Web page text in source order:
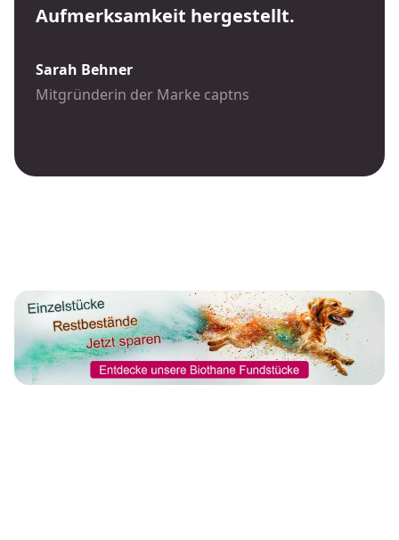
Aufmerksamkeit hergestellt.
Sarah Behner
Mitgründerin der Marke captns